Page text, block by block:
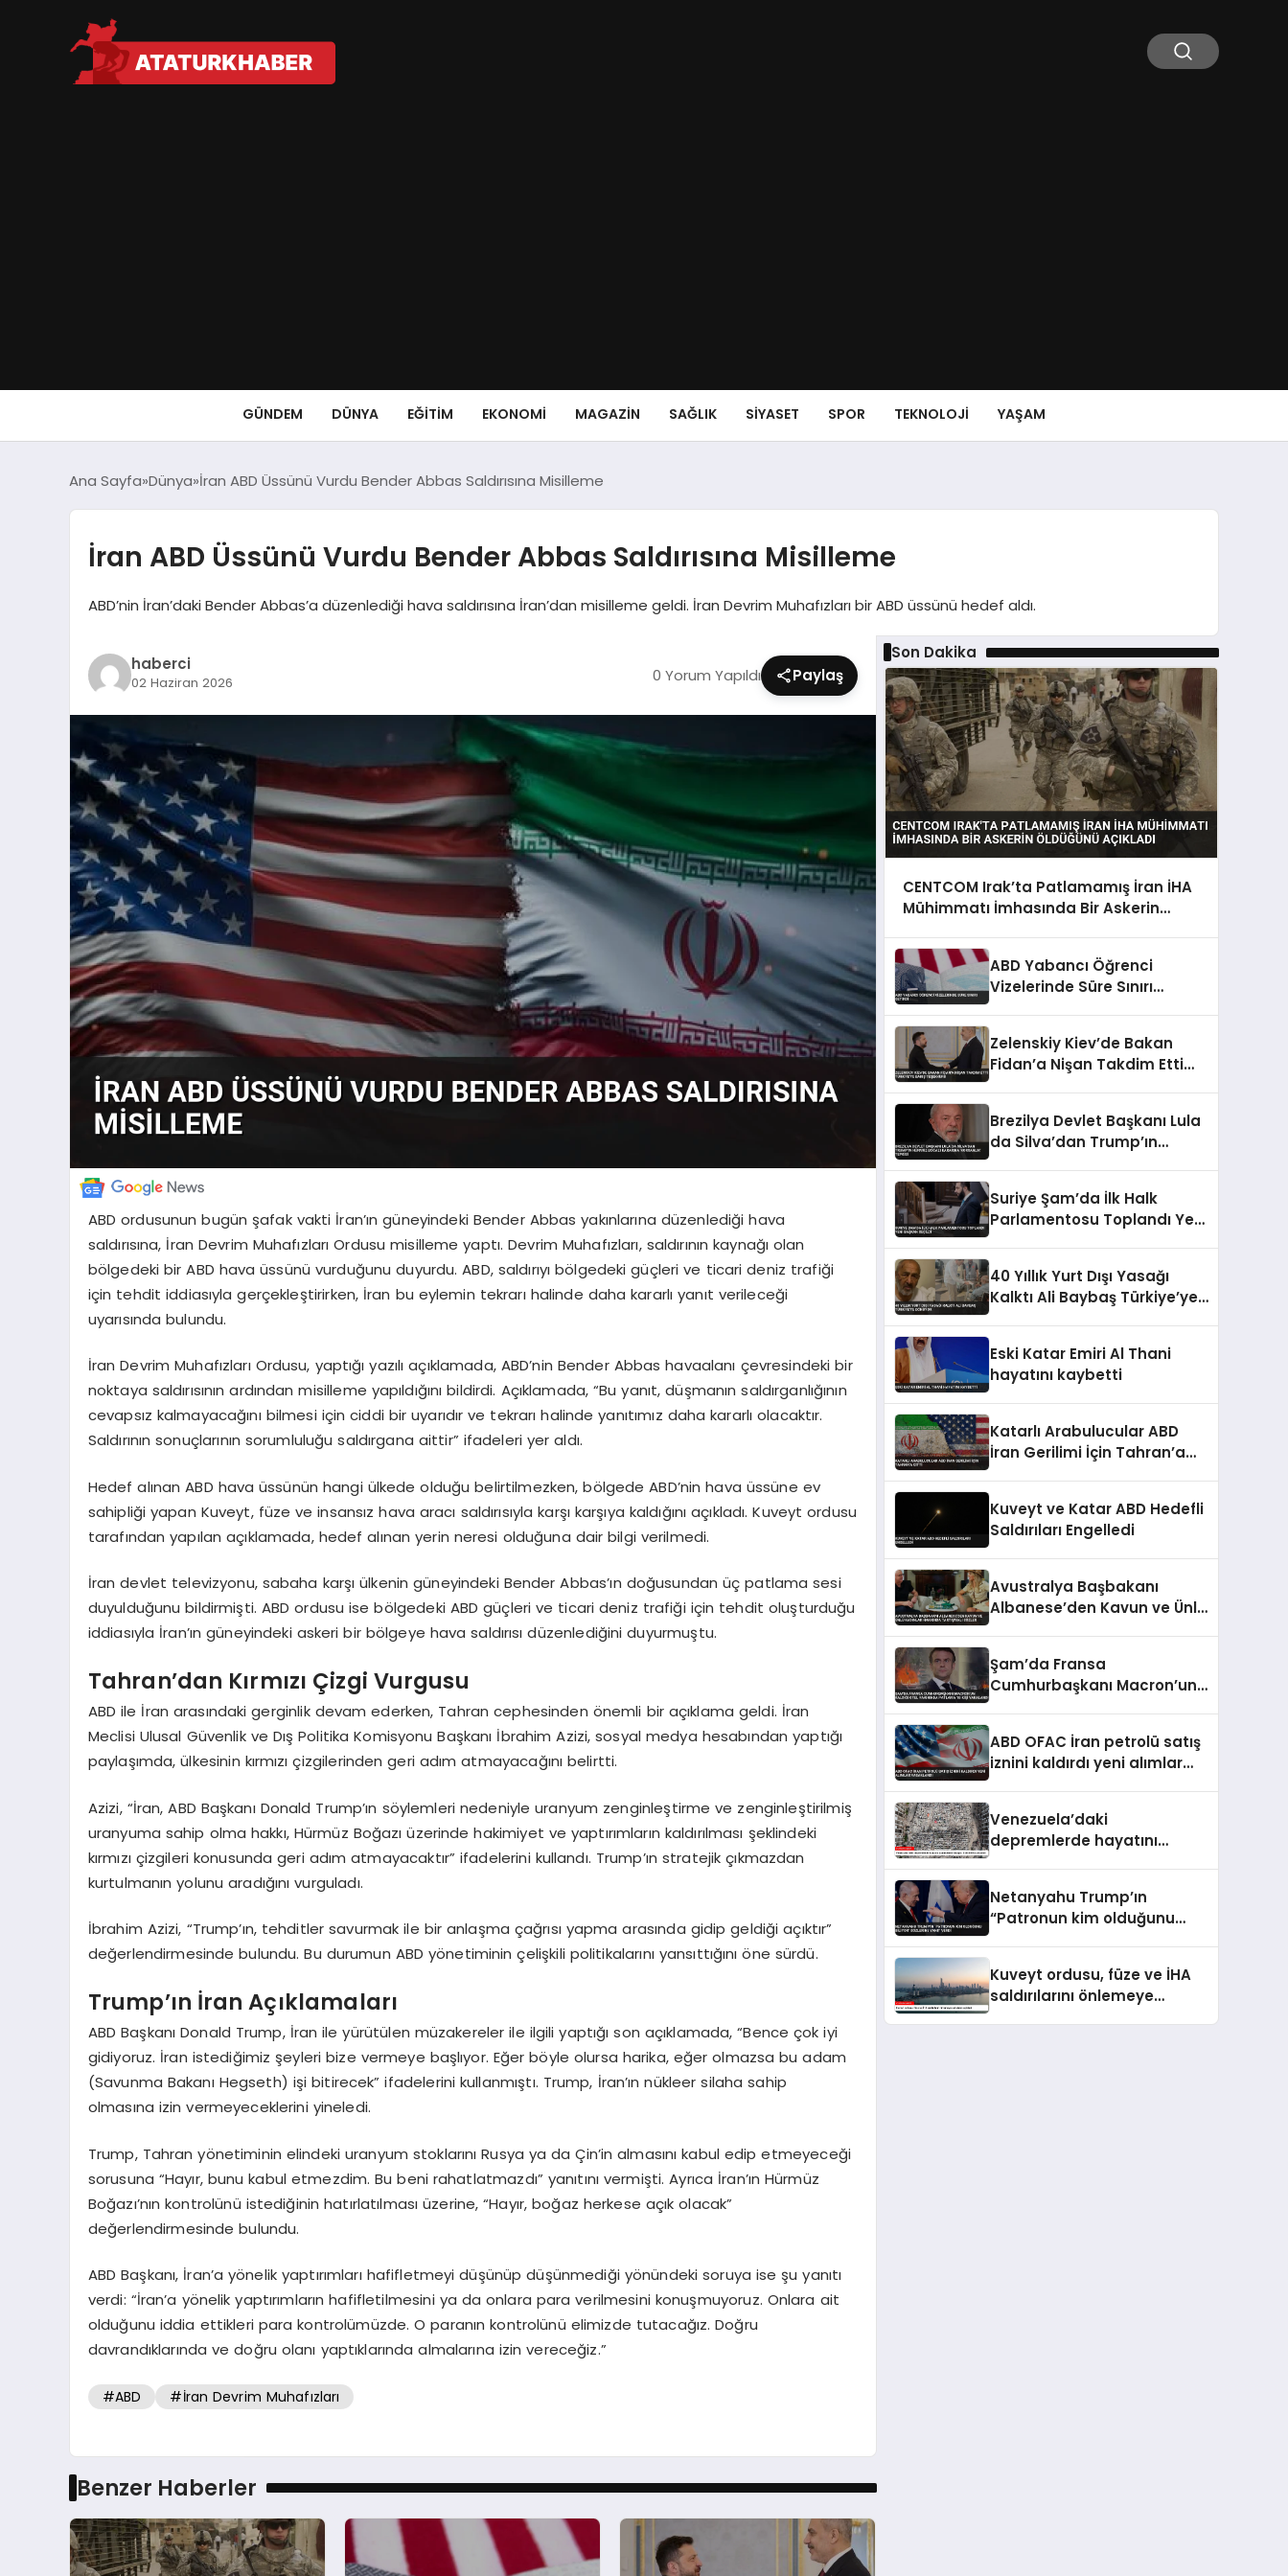
GÜNDEM DÜNYA EĞITIM EKONOMI MAGAZIN SAĞLIK SIYASET SPOR TEKNOLOJI YAŞAM
Ana Sayfa Dünya İran ABD Üssünü Vurdu Bender Abbas Saldırısına Misilleme
İran ABD Üssünü Vurdu Bender Abbas Saldırısına Misilleme
ABD’nin İran’daki Bender Abbas’a düzenlediği hava saldırısına İran’dan misilleme geldi. İran Devrim Muhafızları bir ABD üssünü hedef aldı.
haberci
02 Haziran 2026 0 Yorum Yapıldı Paylaş
ABD ordusunun bugün şafak vakti İran’ın güneyindeki Bender Abbas yakınlarına düzenlediği hava
saldırısına, İran Devrim Muhafızları Ordusu misilleme yaptı. Devrim Muhafızları, saldırının kaynağı olan
bölgedeki bir ABD hava üssünü vurduğunu duyurdu. ABD, saldırıyı bölgedeki güçleri ve ticari deniz trafiği
için tehdit iddiasıyla gerçekleştirirken, İran bu eylemin tekrarı halinde daha kararlı yanıt verileceği
uyarısında bulundu.
İran Devrim Muhafızları Ordusu, yaptığı yazılı açıklamada, ABD’nin Bender Abbas havaalanı çevresindeki bir
noktaya saldırısının ardından misilleme yapıldığını bildirdi. Açıklamada, “Bu yanıt, düşmanın saldırganlığının
cevapsız kalmayacağını bilmesi için ciddi bir uyarıdır ve tekrarı halinde yanıtımız daha kararlı olacaktır.
Saldırının sonuçlarının sorumluluğu saldırgana aittir” ifadeleri yer aldı.
Hedef alınan ABD hava üssünün hangi ülkede olduğu belirtilmezken, bölgede ABD’nin hava üssüne ev
sahipliği yapan Kuveyt, füze ve insansız hava aracı saldırısıyla karşı karşıya kaldığını açıkladı. Kuveyt ordusu
tarafından yapılan açıklamada, hedef alınan yerin neresi olduğuna dair bilgi verilmedi.
İran devlet televizyonu, sabaha karşı ülkenin güneyindeki Bender Abbas’ın doğusundan üç patlama sesi
duyulduğunu bildirmişti. ABD ordusu ise bölgedeki ABD güçleri ve ticari deniz trafiği için tehdit oluşturduğu
iddiasıyla İran’ın güneyindeki askeri bir bölgeye hava saldırısı düzenlediğini duyurmuştu.
Tahran’dan Kırmızı Çizgi Vurgusu
ABD ile İran arasındaki gerginlik devam ederken, Tahran cephesinden önemli bir açıklama geldi. İran
Meclisi Ulusal Güvenlik ve Dış Politika Komisyonu Başkanı İbrahim Azizi, sosyal medya hesabından yaptığı
paylaşımda, ülkesinin kırmızı çizgilerinden geri adım atmayacağını belirtti.
Azizi, “İran, ABD Başkanı Donald Trump’ın söylemleri nedeniyle uranyum zenginleştirme ve zenginleştirilmiş
uranyuma sahip olma hakkı, Hürmüz Boğazı üzerinde hakimiyet ve yaptırımların kaldırılması şeklindeki
kırmızı çizgileri konusunda geri adım atmayacaktır” ifadelerini kullandı. Trump’ın stratejik çıkmazdan
kurtulmanın yolunu aradığını vurguladı.
İbrahim Azizi, “Trump’ın, tehditler savurmak ile bir anlaşma çağrısı yapma arasında gidip geldiği açıktır”
değerlendirmesinde bulundu. Bu durumun ABD yönetiminin çelişkili politikalarını yansıttığını öne sürdü.
Trump’ın İran Açıklamaları
ABD Başkanı Donald Trump, İran ile yürütülen müzakereler ile ilgili yaptığı son açıklamada, “Bence çok iyi
gidiyoruz. İran istediğimiz şeyleri bize vermeye başlıyor. Eğer böyle olursa harika, eğer olmazsa bu adam
(Savunma Bakanı Hegseth) işi bitirecek” ifadelerini kullanmıştı. Trump, İran’ın nükleer silaha sahip
olmasına izin vermeyeceklerini yineledi.
Trump, Tahran yönetiminin elindeki uranyum stoklarını Rusya ya da Çin’in almasını kabul edip etmeyeceği
sorusuna “Hayır, bunu kabul etmezdim. Bu beni rahatlatmazdı” yanıtını vermişti. Ayrıca İran’ın Hürmüz
Boğazı’nın kontrolünü istediğinin hatırlatılması üzerine, “Hayır, boğaz herkese açık olacak”
değerlendirmesinde bulundu.
ABD Başkanı, İran’a yönelik yaptırımları hafifletmeyi düşünüp düşünmediği yönündeki soruya ise şu yanıtı
verdi: “İran’a yönelik yaptırımların hafifletilmesini ya da onlara para verilmesini konuşmuyoruz. Onlara ait
olduğunu iddia ettikleri para kontrolümüzde. O paranın kontrolünü elimizde tutacağız. Doğru
davrandıklarında ve doğru olanı yaptıklarında almalarına izin vereceğiz.”
#ABD #İran Devrim Muhafızları
Benzer Haberler
Son Dakika
CENTCOM Irak’ta Patlamamış İran İHA
Mühimmatı İmhasında Bir Askerin
ABD Yabancı Öğrenci
Vizelerinde Süre Sınırı
Zelenskiy Kiev’de Bakan
Fidan’a Nişan Takdim Etti
Brezilya Devlet Başkanı Lula
da Silva’dan Trump’ın
Suriye Şam’da İlk Halk
Parlamentosu Toplandı Yeni
40 Yıllık Yurt Dışı Yasağı
Kalktı Ali Baybaş Türkiye’ye
Eski Katar Emiri Al Thani
hayatını kaybetti
Katarlı Arabulucular ABD
İran Gerilimi İçin Tahran’a
Kuveyt ve Katar ABD Hedefli
Saldırıları Engelledi
Avustralya Başbakanı
Albanese’den Kavun ve Ünlü
Şam’da Fransa
Cumhurbaşkanı Macron’un
ABD OFAC İran petrolü satış
iznini kaldırdı yeni alımlar
Venezuela’daki
depremlerde hayatını
Netanyahu Trump’ın
“Patronun kim olduğunu
Kuveyt ordusu, füze ve İHA
saldırılarını önlemeye